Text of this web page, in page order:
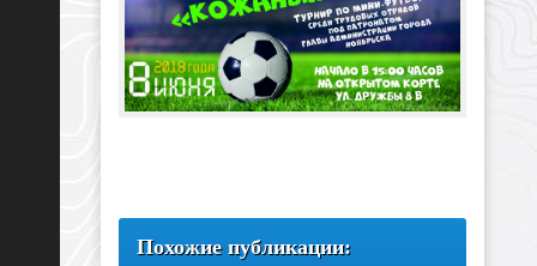
Похожие публикации: